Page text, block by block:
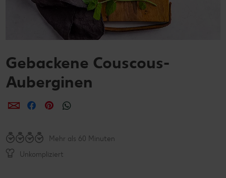
Gebackene Couscous-
Auberginen
per E-Mail teilen
per Facebook teilen
per Pinterest teilen
Mehr als 60 Minuten
Unkompliziert